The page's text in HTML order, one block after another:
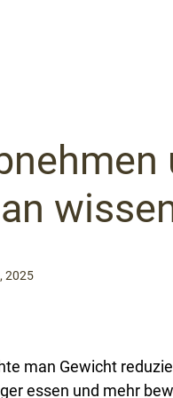
2025
man Gewicht
essen und mehr